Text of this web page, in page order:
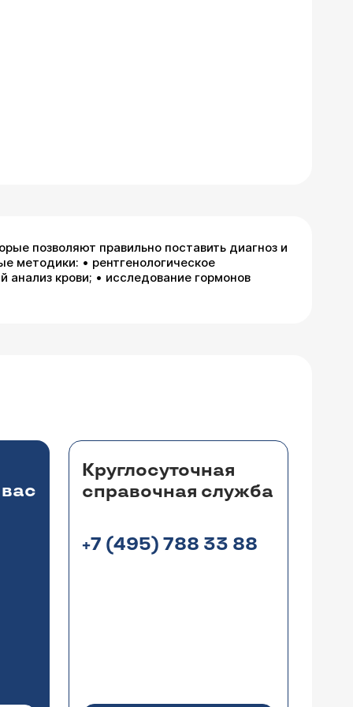
позволяют правильно поставить диагноз и
методики: • рентгенологическое
анализ крови; • исследование гормонов
Круглосуточная
справочная служба
+7 (495) 788 33 88